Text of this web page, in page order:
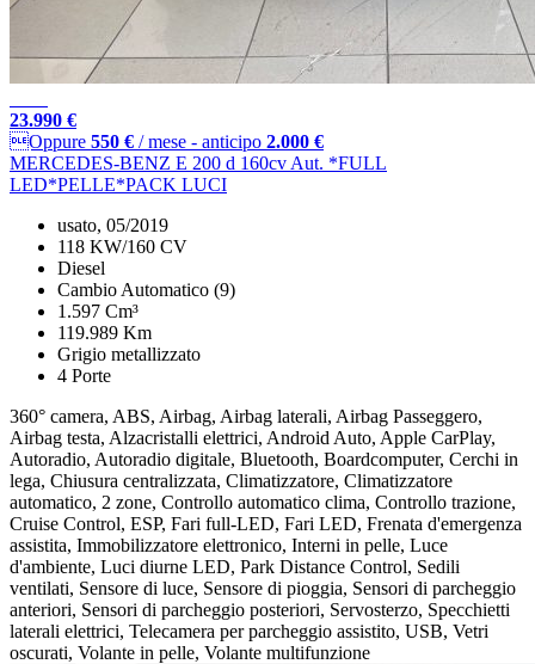
23.990 €
Oppure 550 € / mese - anticipo 2.000 €
MERCEDES-BENZ E 200 d 160cv Aut. *FULL
LED*PELLE*PACK LUCI
usato, 05/2019
118 KW/160 CV
Diesel
Cambio Automatico (9)
1.597 Cm³
119.989 Km
Grigio metallizzato
4 Porte
360° camera, ABS, Airbag, Airbag laterali, Airbag Passeggero,
Airbag testa, Alzacristalli elettrici, Android Auto, Apple CarPlay,
Autoradio, Autoradio digitale, Bluetooth, Boardcomputer, Cerchi in
lega, Chiusura centralizzata, Climatizzatore, Climatizzatore
automatico, 2 zone, Controllo automatico clima, Controllo trazione,
Cruise Control, ESP, Fari full-LED, Fari LED, Frenata d'emergenza
assistita, Immobilizzatore elettronico, Interni in pelle, Luce
d'ambiente, Luci diurne LED, Park Distance Control, Sedili
ventilati, Sensore di luce, Sensore di pioggia, Sensori di parcheggio
anteriori, Sensori di parcheggio posteriori, Servosterzo, Specchietti
laterali elettrici, Telecamera per parcheggio assistito, USB, Vetri
oscurati, Volante in pelle, Volante multifunzione